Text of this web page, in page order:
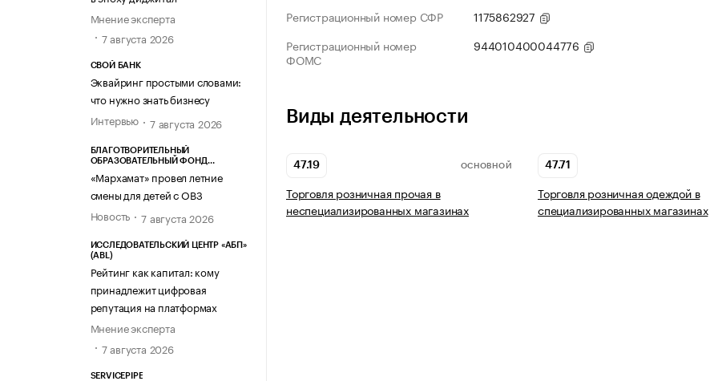
Мнение эксперта
7 августа 2026
СВОЙ БАНК
Эквайринг простыми словами:
что нужно знать бизнесу
Интервью
7 августа 2026
БЛАГОТВОРИТЕЛЬНЫЙ
ОБРАЗОВАТЕЛЬНЫЙ ФОНД
«Мархамат» провел летние
смены для детей с ОВЗ
Новость
7 августа 2026
ИССЛЕДОВАТЕЛЬСКИЙ ЦЕНТР «АБП»
(ABL)
Рейтинг как капитал: кому
принадлежит цифровая
репутация на платформах
Мнение эксперта
7 августа 2026
SERVICEPIPE
Регистрационный номер СФР
1175862927
Регистрационный номер
ФОМС
944010400044776
Виды деятельности
47.19 ОСНОВНОЙ
Торговля розничная прочая в
неспециализированных магазинах
47.71
Торговля розничная одеждой в
специализированных магазинах